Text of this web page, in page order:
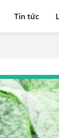
Tin tức